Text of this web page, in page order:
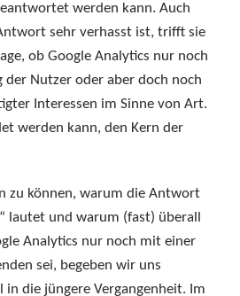
werden kann. Auch
sehr verhasst ist, trifft sie
ob Google Analytics nur noch
Nutzer oder aber doch noch
Interessen im Sinne von Art.
werden kann, den Kern der
zu können, warum die Antwort
lautet und warum (fast) überall
Analytics nur noch mit einer
sei, begeben wir uns
in die jüngere Vergangenheit. Im